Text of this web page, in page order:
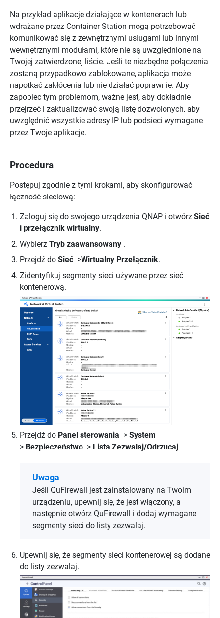
Na przykład aplikacje działające w kontenerach lub
wdrażane przez Container Station mogą potrzebować
komunikować się z zewnętrznymi usługami lub innymi
wewnętrznymi modułami, które nie są uwzględnione na
Twojej zatwierdzonej liście. Jeśli te niezbędne połączenia
zostaną przypadkowo zablokowane, aplikacja może
napotkać zakłócenia lub nie działać poprawnie. Aby
zapobiec tym problemom, ważne jest, aby dokładnie
przejrzeć i zaktualizować swoją listę dozwolonych, aby
uwzględnić wszystkie adresy IP lub podsieci wymagane
przez Twoje aplikacje.
Procedura
Postępuj zgodnie z tymi krokami, aby skonfigurować
łączność sieciową:
Zaloguj się do swojego urządzenia QNAP i otwórz Sieć
i przełącznik wirtualny.
Wybierz Tryb zaawansowany .
Przejdź do Sieć >Wirtualny Przełącznik.
Zidentyfikuj segmenty sieci używane przez sieć
kontenerową.
Przejdź do Panel sterowania > System
> Bezpieczeństwo > Lista Zezwalaj/Odrzucaj.
Uwaga
Jeśli QuFirewall jest zainstalowany na Twoim
urządzeniu, upewnij się, że jest włączony, a
następnie otwórz QuFirewall i dodaj wymagane
segmenty sieci do listy zezwalaj.
Upewnij się, że segmenty sieci kontenerowej są dodane
do listy zezwalaj.